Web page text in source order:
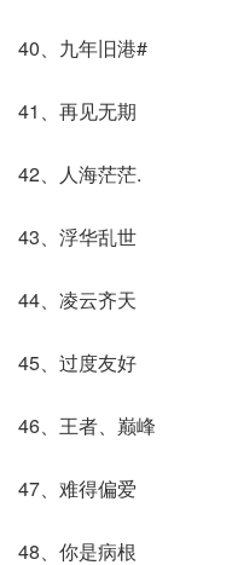
40、九年旧港#
41、再见无期
42、人海茫茫.
43、浮华乱世
44、凌云齐天
45、过度友好
46、王者、巅峰
47、难得偏爱
48、你是病根